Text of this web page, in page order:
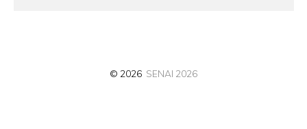
© 2026 SENAI 2026